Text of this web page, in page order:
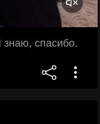
знаю, спасибо.